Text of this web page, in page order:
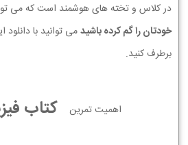
در کلاس و تخته های هوشمند است که می
خودتان را گم کرده باشیدمی توانید با
برطرف کنید.
اهمیت تمرین کتاب